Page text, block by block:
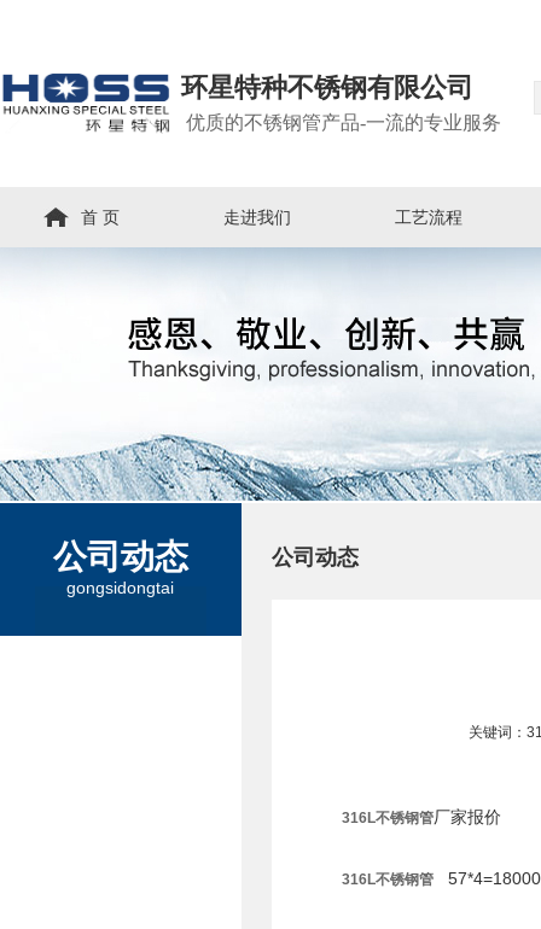
环星特种不锈钢有限公司
优质的不锈钢管产品-一流的专业服务
首 页 走进我们 工艺流程
公司动态
gongsidongtai
公司动态
关键词：
316L不锈钢管厂家报价
316L不锈钢管